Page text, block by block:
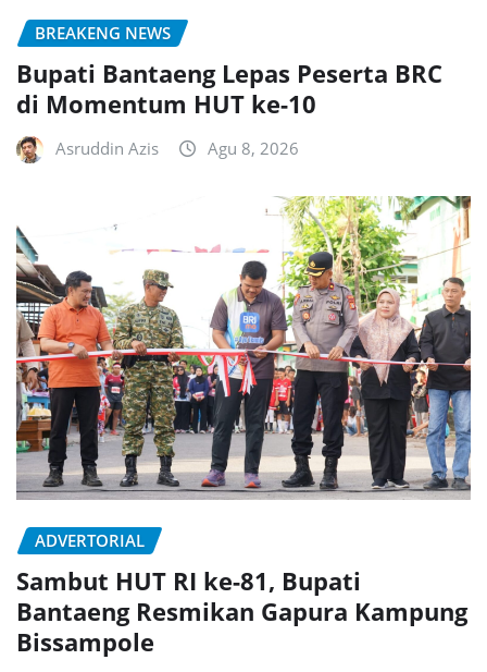
BREAKENG NEWS
Bupati Bantaeng Lepas Peserta BRC
di Momentum HUT ke-10
Asruddin Azis Agu 8, 2026
ADVERTORIAL
Sambut HUT RI ke-81, Bupati
Bantaeng Resmikan Gapura Kampung
Bissampole